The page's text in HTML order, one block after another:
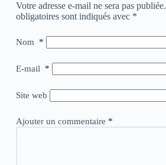
Votre adresse e-mail ne sera pas publiée.
obligatoires sont indiqués avec *
Nom *
E-mail *
Site web
Ajouter un commentaire *